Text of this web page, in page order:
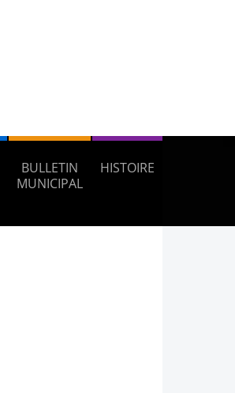
BULLETIN
MUNICIPAL
HISTOIRE